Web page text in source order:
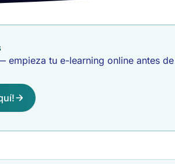
empieza tu e-learning online antes